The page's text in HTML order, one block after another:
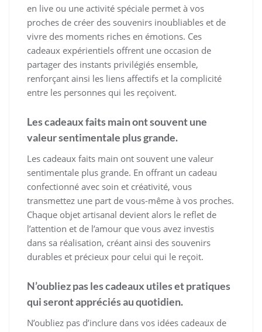
en live ou une activité spéciale permet à vos
proches de créer des souvenirs inoubliables et de
vivre des moments riches en émotions. Ces
cadeaux expérientiels offrent une occasion de
partager des instants privilégiés ensemble,
renforçant ainsi les liens affectifs et la complicité
entre les personnes qui les reçoivent.
Les cadeaux faits main ont souvent une
valeur sentimentale plus grande.
Les cadeaux faits main ont souvent une valeur
sentimentale plus grande. En offrant un cadeau
confectionné avec soin et créativité, vous
transmettez une part de vous-même à vos proches.
Chaque objet artisanal devient alors le reflet de
l’attention et de l’amour que vous avez investis
dans sa réalisation, créant ainsi des souvenirs
durables et précieux pour celui qui le reçoit.
N’oubliez pas les cadeaux utiles et pratiques
qui seront appréciés au quotidien.
N’oubliez pas d’inclure dans vos idées cadeaux de